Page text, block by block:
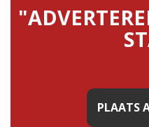
PLAATS